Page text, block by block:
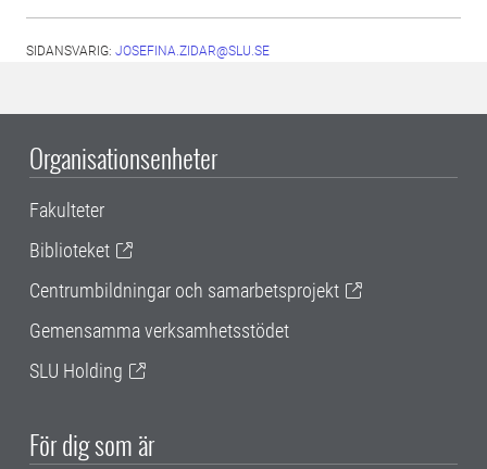
SIDANSVARIG: JOSEFINA.ZIDAR@SLU.SE
Organisationsenheter
Fakulteter
Biblioteket
Centrumbildningar och samarbetsprojekt
Gemensamma verksamhetsstödet
SLU Holding
För dig som är